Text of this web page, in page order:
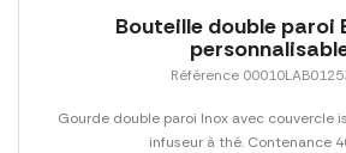
Bouteille double paroi
Référence
Gourde double paroi Inox avec couvercle
infuseur à thé. Contenance